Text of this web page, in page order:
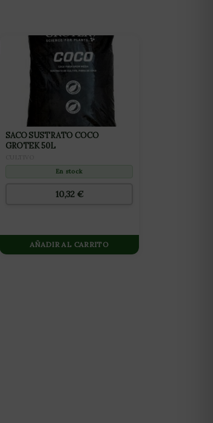
SACO SUSTRATO COCO
GROTEK 50L
En stock
10,32 €
AÑADIR AL CARRITO